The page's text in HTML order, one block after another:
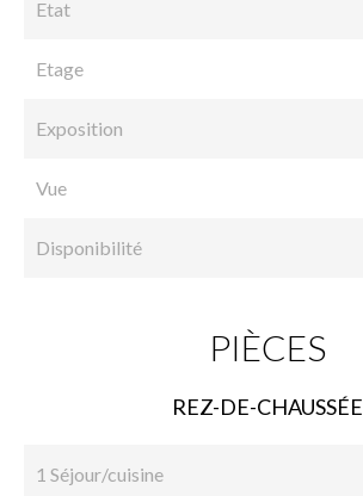
Etat
Etage
Exposition
Vue
Disponibilité
PIÈCES
REZ-DE-CHAUSSÉE
1 Séjour/cuisine